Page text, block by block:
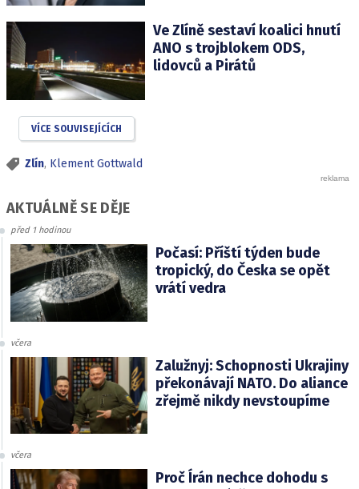
Ve Zlíně sestaví koalici hnutí
ANO s trojblokem ODS,
lidovců a Pirátů
VÍCE SOUVISEJÍCÍCH
Zlín, Klement Gottwald
AKTUÁLNĚ SE DĚJE
před 1 hodinou
Počasí: Příští týden bude
tropický, do Česka se opět
vrátí vedra
včera
Zalužnyj: Schopnosti Ukrajiny
překonávají NATO. Do aliance
zřejmě nikdy nevstoupíme
včera
Proč Írán nechce dohodu s